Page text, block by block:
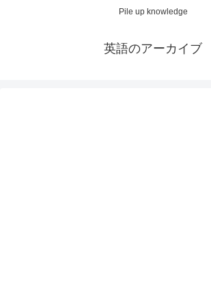
Pile up knowledge
英語のアーカイブ